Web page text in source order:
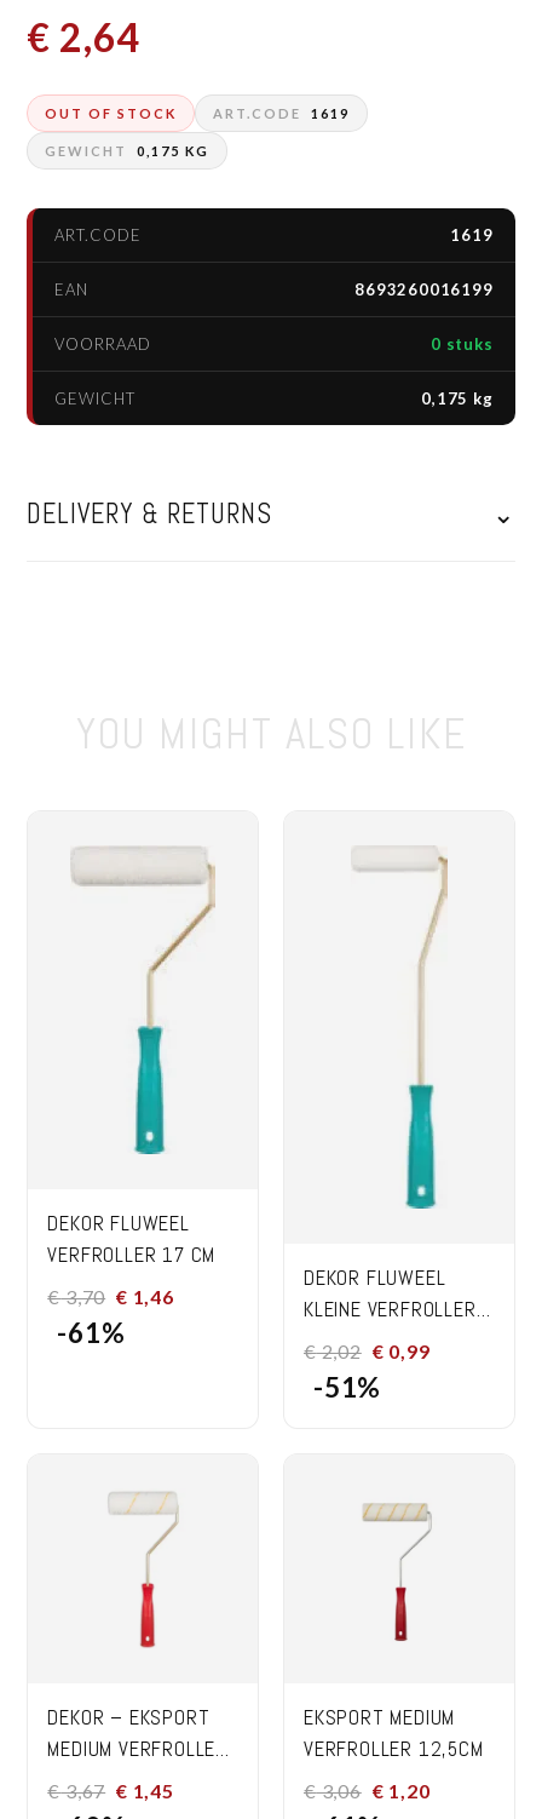
€ 2,64
OUT OF STOCK ART.CODE 1619
GEWICHT 0,175 KG
ART.CODE 1619
EAN 8693260016199
VOORRAAD 0 stuks
GEWICHT 0,175 kg
DELIVERY & RETURNS ⌄
YOU MIGHT ALSO LIKE
DEKOR FLUWEEL
VERFROLLER 17 CM
€3,70 € 1,46
-61%
DEKOR FLUWEEL
KLEINE VERFROLLER
12,5CM
€2,02 € 0,99
-51%
DEKOR – EKSPORT
MEDIUM VERFROLLER
MET BEUGEL – 20 CM
€3,67 € 1,45
EKSPORT MEDIUM
VERFROLLER 12,5CM
€3,06 € 1,20